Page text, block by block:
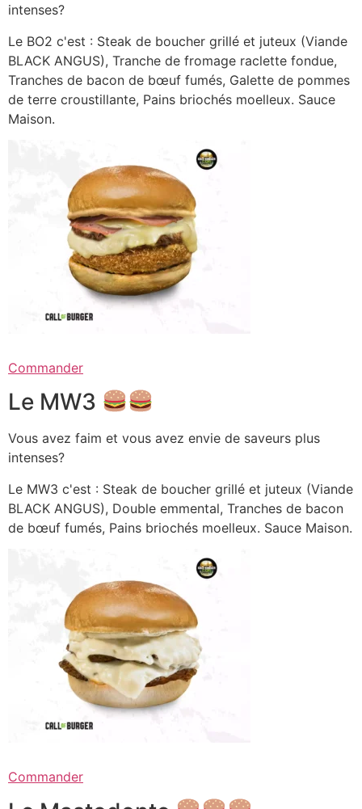
intenses?
Le BO2 c'est : Steak de boucher grillé et juteux (Viande
BLACK ANGUS), Tranche de fromage raclette fondue,
Tranches de bacon de bœuf fumés, Galette de pommes
de terre croustillante, Pains briochés moelleux. Sauce
Maison.
Commander
Le MW3
Vous avez faim et vous avez envie de saveurs plus
intenses?
Le MW3 c'est : Steak de boucher grillé et juteux (Viande
BLACK ANGUS), Double emmental, Tranches de bacon
de bœuf fumés, Pains briochés moelleux. Sauce Maison.
Commander